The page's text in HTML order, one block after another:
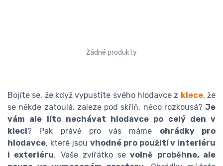
Žádné produkty
Bojíte se, že když vypustíte svého hlodavce z klece, že
se někde zatoulá, zaleze pod skříň, něco rozkousá? Je
vám ale líto nechávat hlodavce po celý den v
kleci? Pak právě pro vás máme ohrádky pro
hlodavce, které jsouvhodné pro použití v interiéru
i exteriéru. Vaše zvířátko se volně proběhne, ale